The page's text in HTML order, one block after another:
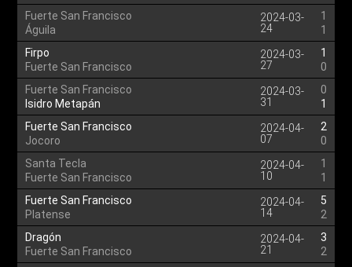
Fuerte San Francisco
Águila
2024-03-
24
1
1
Firpo
Fuerte San Francisco
2024-03-
27
1
0
Fuerte San Francisco
Isidro Metapán
2024-03-
31
0
1
Fuerte San Francisco
Jocoro
2024-04-
07
2
0
Santa Tecla
Fuerte San Francisco
2024-04-
10
1
1
Fuerte San Francisco
Platense
2024-04-
14
5
2
Dragón
Fuerte San Francisco
2024-04-
21
3
2